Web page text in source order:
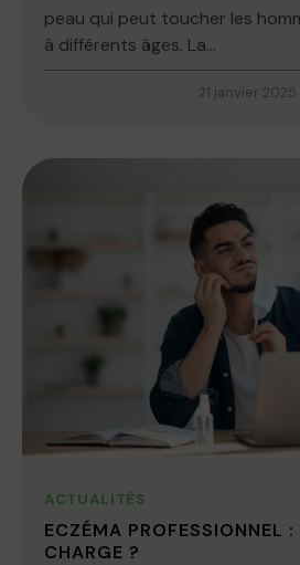
peau qui peut toucher les
à différents âges. La...
21 janvier 2025
ACTUALITÉS
ECZÉMA PROFESSIONNEL :
CHARGE ?